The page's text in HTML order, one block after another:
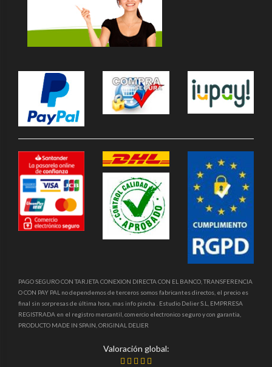
PAGO SEGURO CON TARJETA CONEXION DIRECTA CON EL BANCO, TRANSFERENCIA
O CON PAY PAL no dependemos de terceros somos fabricantes directos, el precio es
final sin sorpresas de última hora, mas info pincha . Estudio Delier S.L, EMPRRESA
REGISTRADA en el registro mercantil, comercio electronico seguro y con garantia,
PRODUCTO MADE IN SPAIN, ORIGINAL DELIER
Valoración global: